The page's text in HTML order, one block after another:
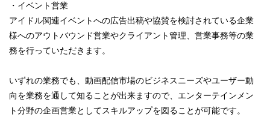
・イベント営業
アイドル関連イベントへの広告出稿や協賛を検討されている企業
様へのアウトバウンド営業やクライアント管理、営業事務等の業
務を行っていただきます。
いずれの業務でも、動画配信市場のビジネスニーズやユーザー動
向を業務を通して知ることが出来ますので、エンターテインメン
ト分野の企画営業としてスキルアップを図ることが可能です。